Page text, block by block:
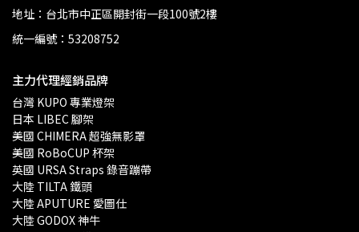
地址：台北市中正區開封街一段100號2樓
統一編號：53208752
主力代理經銷品牌
台灣 KUPO 專業燈架
日本 LIBEC 腳架
美國 CHIMERA 超強無影罩
美國 RoBoCUP 杯架
英國 URSA Straps 錄音蹦帶
大陸 TILTA 鐵頭
大陸 APUTURE 愛圖仕
大陸 GODOX 神牛